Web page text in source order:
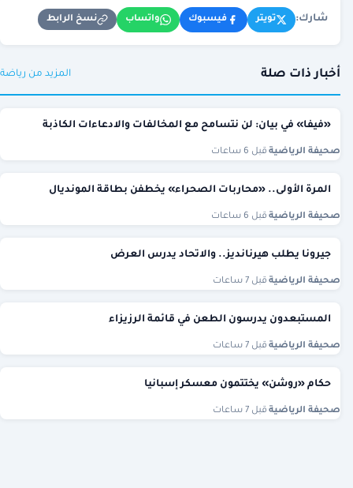
شارك: تويتر فيسبوك واتساب نسخ الرابط
أخبار ذات صلة المزيد من رياضة
«فيفا» في بيان: لن نتسامح مع المخالفات والادعاءات الكاذبة
صحيفة الرياضية قبل 6 ساعات
المرة الأولى.. «محاربات الصحراء» يخطفن بطاقة المونديال
صحيفة الرياضية قبل 6 ساعات
جيرونا يطلب هيرنانديز.. والاتحاد يدرس العرض
صحيفة الرياضية قبل 7 ساعات
المستبعدون يدرسون الطعن في قائمة الرزيزاء
صحيفة الرياضية قبل 7 ساعات
حكام «روشن» يختتمون معسكر إسبانيا
صحيفة الرياضية قبل 7 ساعات